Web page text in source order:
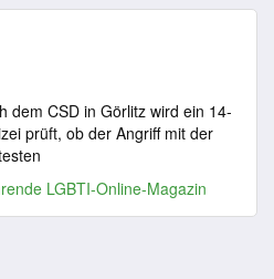
dem CSD in Görlitz wird ein 14-
prüft, ob der Angriff mit der
LGBTI-Online-Magazin